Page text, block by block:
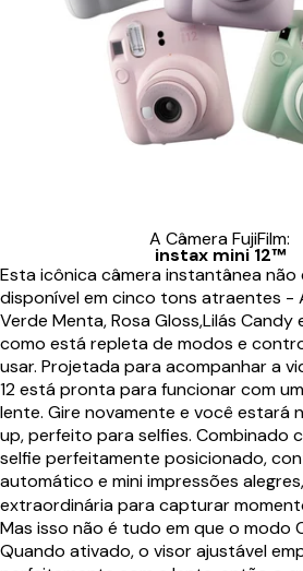
A Câmera FujiFilm:
instax mini 12™
Esta icônica câmera instantânea não
disponível em cinco tons atraentes -
Verde Menta, Rosa Gloss,Lilás Candy
como está repleta de modos e
usar. Projetada para acompanhar a
12 está pronta para funcionar com
lente. Gire novamente e você estará
up, perfeito para selfies. Combinado
selfie perfeitamente posicionado,
automático e mini impressões alegres,
extraordinária para capturar
Mas isso não é tudo em que o modo
Quando ativado, o visor ajustável